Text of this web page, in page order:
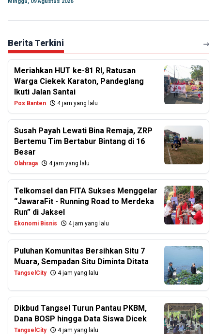
Berita Terkini
Meriahkan HUT ke-81 RI, Ratusan
Warga Ciekek Karaton, Pandeglang
Ikuti Jalan Santai
Pos Banten 4 jam yang lalu
Susah Payah Lewati Bina Remaja, ZRP
Bertemu Tim Bertabur Bintang di 16
Besar
Olahraga 4 jam yang lalu
Telkomsel dan FITA Sukses Menggelar
“JawaraFit - Running Road to Merdeka
Run” di Jaksel
Ekonomi Bisnis 4 jam yang lalu
Puluhan Komunitas Bersihkan Situ 7
Muara, Sempadan Situ Diminta Ditata
TangselCity 4 jam yang lalu
Dikbud Tangsel Turun Pantau PKBM,
Dana BOSP hingga Data Siswa Dicek
TangselCity 4 jam yang lalu